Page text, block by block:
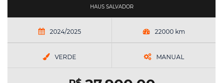
HAUS SALVADOR
2024/2025 22000 km
VERDE MANUAL